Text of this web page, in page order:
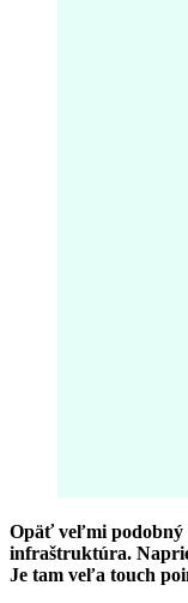
Opäť veľmi podobný
infraštruktúra.
Je tam veľa touch